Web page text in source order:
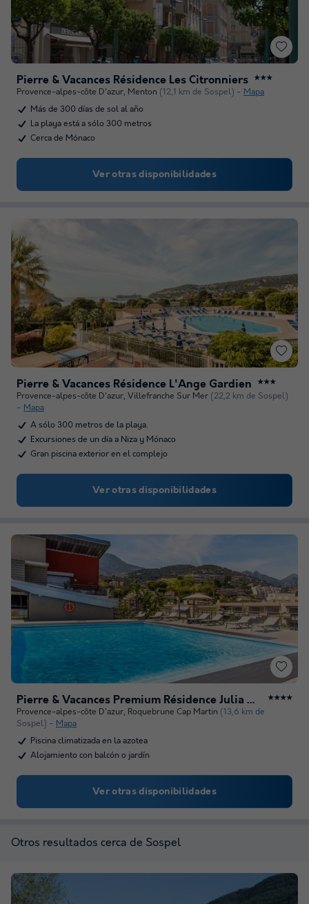
Pierre & Vacances Résidence Les Citronniers ★★★
Provence-alpes-côte D'azur, Menton (12,1 km de Sospel)
Mapa
Más de 300 días de sol al año
La playa está a sólo 300 metros
Cerca de Mónaco
Ver otras disponibilidades
Pierre & Vacances Résidence L'Ange Gardien ★★★
Provence-alpes-côte D'azur, Villefranche Sur Mer (22,2 km de Sospel)
Mapa
A sólo 300 metros de la playa.
Excursiones de un día a Niza y Mónaco
Gran piscina exterior en el complejo
Ver otras disponibilidades
Pierre & Vacances Premium Résidence Julia Augusta ★★★★
Provence-alpes-côte D'azur, Roquebrune Cap Martin (13,6 km de
Sospel)
Mapa
Piscina climatizada en la azotea
Alojamiento con balcón o jardín
Ver otras disponibilidades
Otros resultados cerca de Sospel